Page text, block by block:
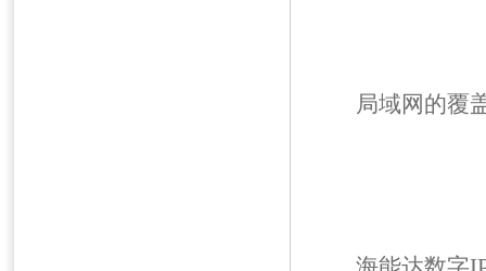
局域网的覆盖